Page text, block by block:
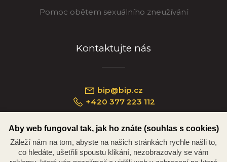
Pomoc obětem sexuálního zneužívání
Kontaktujte nás
bip@bip.cz
+420 377 223 112
Náměstí Republiky 234/35, 301 00 Plzeň
Aby web fungoval tak, jak ho znáte (souhlas s cookies)
Záleží nám na tom, abyste na našich stránkách rychle našli to,
co hledáte, ušetřili spoustu klikání, nezobrazovaly se vám